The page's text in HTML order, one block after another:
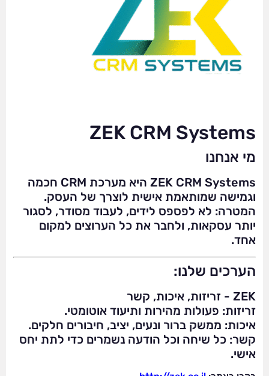
ZEK CRM Systems
מי אנחנו
ZEK CRM Systems היא מערכת CRM חכמה
וגמישה שמותאמת אישית לוצרך של העסק.
המטרה: לא לפספס לידים, לעבוד מסודר, לסגור
יותר עסקאות, ולחבר את כל הערוצים למקום
אחד.
הערכים שלנו:
ZEK - זריזות, איכות, קשר
זריזות: פעולות מהירות ותיעוד אוטומטי.
איכות: ממשק ברור ונעים, יציב, חיבורים חלקים.
קשר: כל שיחה וכל הודעה נשמרים כדי לתת יחס
אישי.